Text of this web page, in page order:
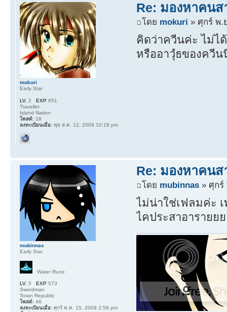
Re: มองหาคน
โดย mokuri » ศุกร์ พ.
คิดว่าควีนค่ะ ไม่ไ
หรืออาวุํธของควีน
mokuri
Early Star
LV. 2 EXP 651
Traveller
Island Nation
โพสต์: 18
ลงทะเบียนเมื่อ: พุธ ส.ค. 12, 2009 10:18 pm
Re: มองหาคน
โดย mubinnas » ศุกร์
ไม่น่าใช่เฟลมค่ะ
ไคประสาอารายย
mubinnas
Early Star
Water Rune
LV. 5 EXP 573
Swordman
Toran Republic
โพสต์: 46
ลงทะเบียนเมื่อ: ศุกร์ พ.ค. 15, 2009 2:58 pm